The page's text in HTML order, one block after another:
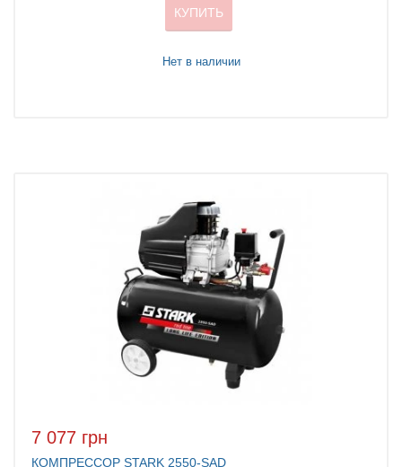
КУПИТЬ
Нет в наличии
7 077 грн
КОМПРЕССОР STARK 2550-SAD